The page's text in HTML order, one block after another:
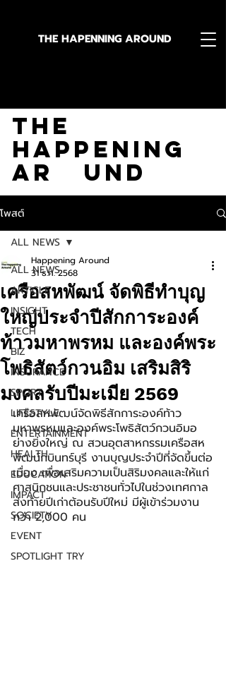
THE HAPENNING AROUND
The
Happening
Ar und
โพสต์
ALL NEWS
ARTICLE
INSIGHT
TECH
BIZ
INSURANCE
SPORT
LIFESTYLE
ENTERTAINMENT
HEALTH
EDUCATION
IMPACT
SOCIETY
EVENT
SPOTLIGHT TRY
ALL NEWS
เครือสหพัฒน์ จัดพิธีทำบุญ
ใหญ่ประจำปีสักการะองค์
ท้าวมหาพรหม และองค์พระ
โพธิสัตว์กวนอิม เสริมสิริ
มงคลรับปีมะเมีย 2569
Happening Around
31 ธ.ค. 2568
เครือสหพัฒน์จัดพิธีสักการะองค์ท้าว
มหาพรหมและองค์พระโพธิสัตว์กวนอิมอ
ย่างยิ่งใหญ่ ณ สวนอุตสาหกรรมเครือสห
พัฒน์กบินทร์บุรี งานบุญประจำปีที่จัดขึ้นต่อ
เนื่อง เพื่อเสริมความเป็นสิริมงคลและให้แก่
ศาสนิกชนและประชาชนทั่วไปในช่วงเทศกาล
ส่งท้ายปีเก่าต้อนรับปีใหม่ มีผู้เข้าร่วมงาน
กว่า 2,000 คน